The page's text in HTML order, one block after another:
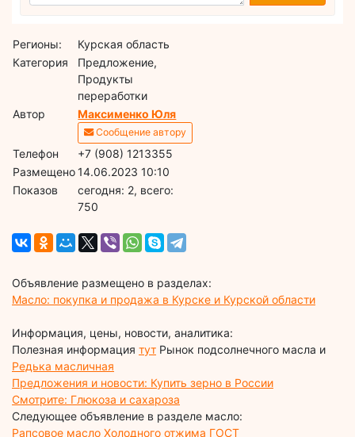
Регионы:
Курская область
Категория
Предложение,
Продукты
переработки
Автор
Максименко Юля
Сообщение автору
Телефон
+7 (908) 1213355
Размещено14.06.2023 10:10
Показов
cегодня: 2, всего:
750
Объявление размещено в разделах:
Масло: покупка и продажа в Курске и Курской области
Информация, цены, новости, аналитика:
Полезная информация тут Рынок подсолнечного масла и
Редька масличная
Предложения и новости: Купить зерно в России
Смотрите: Глюкоза и сахароза
Следующее объявление в разделе масло:
Рапсовое масло Холодного отжима ГОСТ